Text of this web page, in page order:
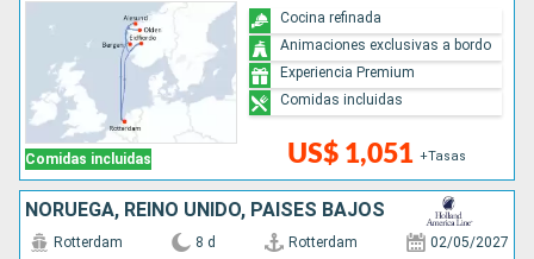
Comidas incluidas US$ 1,051 +Tasas
Cocina refinada
Animaciones exclusivas a bordo
Experiencia Premium
Comidas incluidas
NORUEGA, REINO UNIDO, PAISES BAJOS
Rotterdam 8 d Rotterdam 02/05/2027